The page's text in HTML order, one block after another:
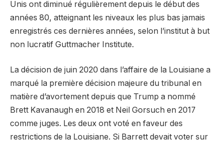
Unis ont diminué régulièrement depuis le début des
années 80, atteignant les niveaux les plus bas jamais
enregistrés ces dernières années, selon l’institut à but
non lucratif Guttmacher Institute.
La décision de juin 2020 dans l’affaire de la Louisiane a
marqué la première décision majeure du tribunal en
matière d’avortement depuis que Trump a nommé
Brett Kavanaugh en 2018 et Neil Gorsuch en 2017
comme juges. Les deux ont voté en faveur des
restrictions de la Louisiane. Si Barrett devait voter sur